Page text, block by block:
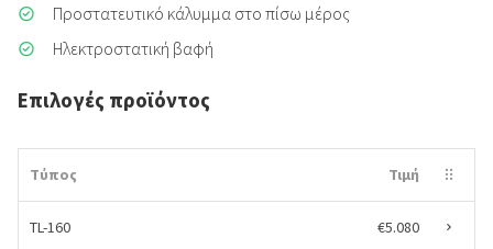
Προστατευτικό κάλυμμα στο πίσω μέρος
Ηλεκτροστατική βαφή
Επιλογές προϊόντος
Τύπος Τιμή
TL-160 €5.080